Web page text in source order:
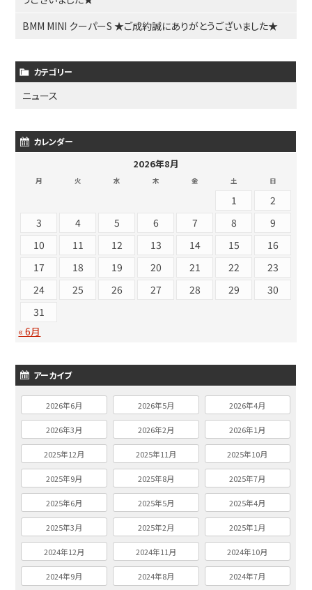
BMM MINI クーパーS ★ご成約誠にありがとうございました★
カテゴリー
ニュース
カレンダー
2026年8月
月 火 水 木 金 土 日
1
2
3
4 5 6 7 8
9
10
11 12 13 14 15
16
17
18 19 20 21 22
23
24
25 26 27 28 29
30
31
« 6月
アーカイブ
2026年6月 2026年5月 2026年4月
2026年3月 2026年2月 2026年1月
2025年12月 2025年11月 2025年10月
2025年9月 2025年8月 2025年7月
2025年6月 2025年5月 2025年4月
2025年3月 2025年2月 2025年1月
2024年12月 2024年11月 2024年10月
2024年9月 2024年8月 2024年7月